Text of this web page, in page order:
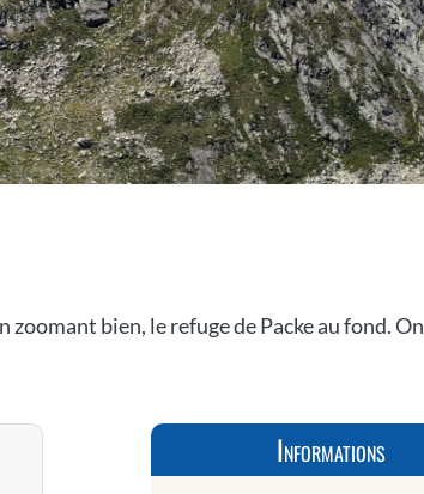
bien, le refuge de Packe au fond. On
Informations